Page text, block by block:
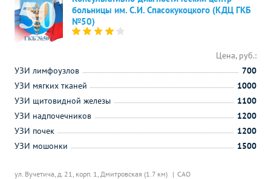
больницы им. С.И. Спасокукоцкого (КДЦ ГКБ
№50)
ул. Вучетича, д. 21, корп. 1, Дмитровская (1.7 км) САО
Цена, руб.:
УЗИ лимфоузлов
700
УЗИ мягких тканей
1000
УЗИ щитовидной железы
1100
УЗИ надпочечников
1200
УЗИ почек
1200
УЗИ мошонки
1500